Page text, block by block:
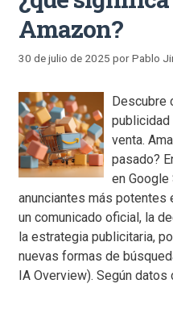
Amazon?
30 de julio de 2025 porPablo
Descubre
publicidad
venta.
pasado?
en
anunciantes más potentes
un comunicado oficial, la
la estrategia publicitaria,
nuevas formas de
IA Overview). Según datos